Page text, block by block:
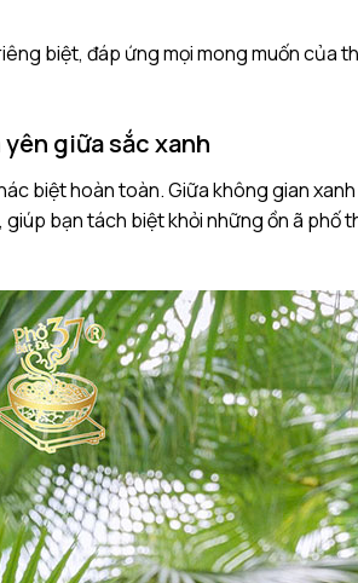
biệt, đáp ứng mọi mong muốn của
giữa sắc xanh
biệt hoàn toàn. Giữa không gian
bạn tách biệt khỏi những ồn ã phố